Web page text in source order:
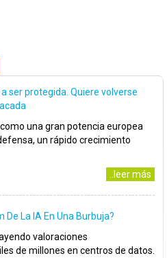
ser protegida. Quiere volverse
una gran potencia europea
un rápido crecimiento
..leer más
De La IA En Una Burbuja?
valoraciones
de millones en centros de datos.